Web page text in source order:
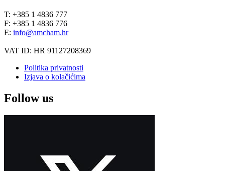
T: +385 1 4836 777
F: +385 1 4836 776
E: info@amcham.hr
VAT ID: HR 91127208369
Politika privatnosti
Izjava o kolačićima
Follow us